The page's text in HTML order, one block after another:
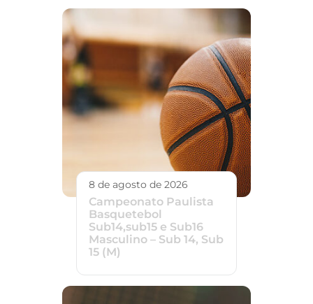
8 de agosto de 2026
Campeonato Paulista
Basquetebol
Sub14,sub15 e Sub16
Masculino – Sub 14, Sub
15 (M)